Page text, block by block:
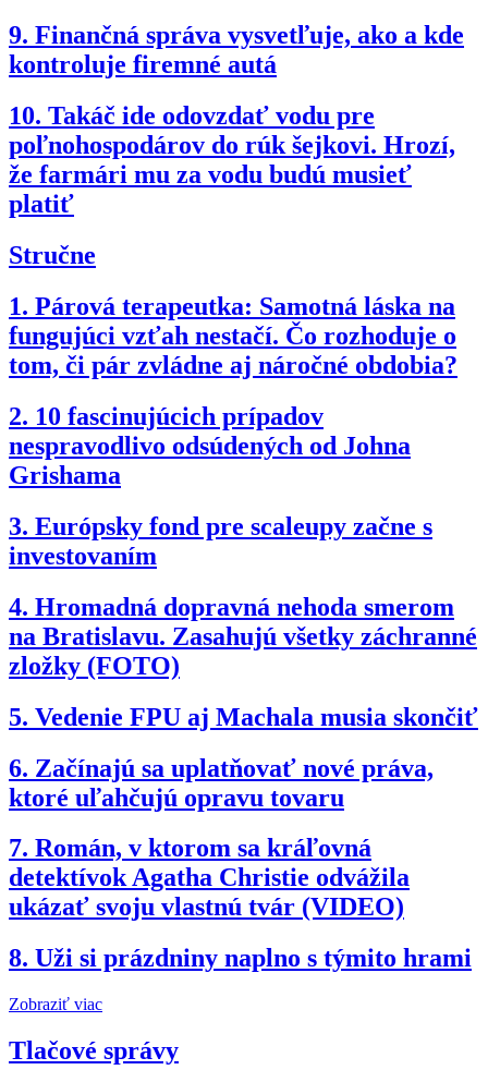
9. Finančná správa vysvetľuje, ako a kde
kontroluje firemné autá
10. Takáč ide odovzdať vodu pre
poľnohospodárov do rúk šejkovi. Hrozí,
že farmári mu za vodu budú musieť
platiť
Stručne
1. Párová terapeutka: Samotná láska na
fungujúci vzťah nestačí. Čo rozhoduje o
tom, či pár zvládne aj náročné obdobia?
2. 10 fascinujúcich prípadov
nespravodlivo odsúdených od Johna
Grishama
3. Európsky fond pre scaleupy začne s
investovaním
4. Hromadná dopravná nehoda smerom
na Bratislavu. Zasahujú všetky záchranné
zložky (FOTO)
5. Vedenie FPU aj Machala musia skončiť
6. Začínajú sa uplatňovať nové práva,
ktoré uľahčujú opravu tovaru
7. Román, v ktorom sa kráľovná
detektívok Agatha Christie odvážila
ukázať svoju vlastnú tvár (VIDEO)
8. Uži si prázdniny naplno s týmito hrami
Zobraziť viac
Tlačové správy